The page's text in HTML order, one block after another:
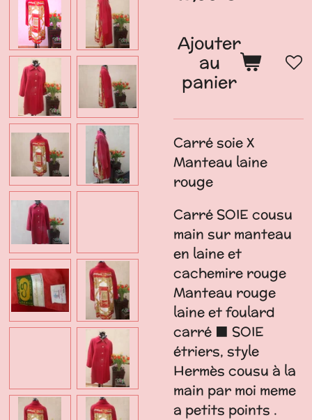
Ajouter
au
panier
Carré soie X
Manteau laine
rouge
Carré SOIE cousu
main sur manteau
en laine et
cachemire rouge
Manteau rouge
laine et foulard
carré ⬛️ SOIE
étriers, style
Hermès cousu à la
main par moi meme
a petits points .